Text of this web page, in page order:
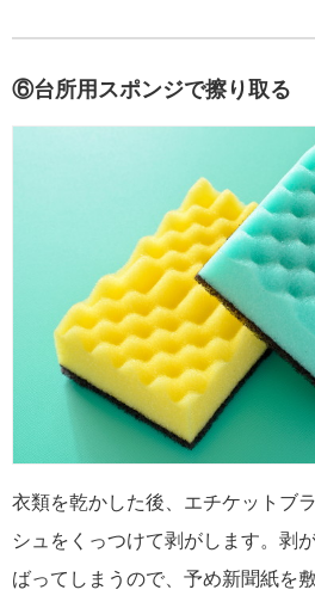
⑥台所用スポンジで擦り取る
衣類を乾かした後、エチケットブ
シュをくっつけて剥がします。剥
ばってしまうので、予め新聞紙を